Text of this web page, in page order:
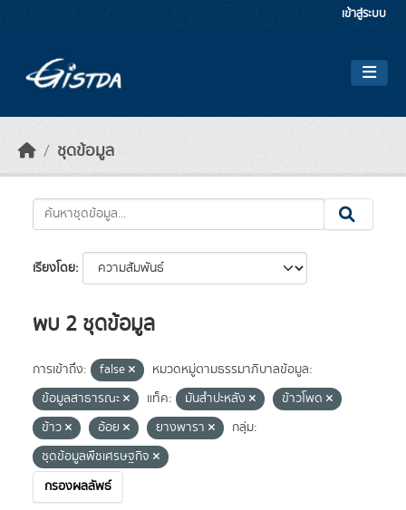
เข้าสู่ระบบ
ชุดข้อมูล
เรียงโดย
พบ 2 ชุดข้อมูล
การเข้าถึง: false
หมวดหมู่ตามธรรมาภิบาลข้อมูล:
ข้อมูลสาธารณะ
แท็ค: มันสำปะหลัง
ข้าวโพด
ข้าว
อ้อย ยางพารา
กลุ่ม:
ชุดข้อมูลพืชเศรษฐกิจ
กรองผลลัพธ์